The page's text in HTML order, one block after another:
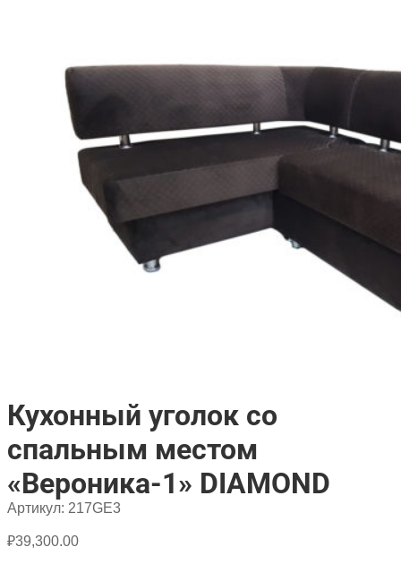
Кухонный уголок со
спальным местом
«Вероника-1» DIAMOND
Артикул: 217GE3
₽39,300.00